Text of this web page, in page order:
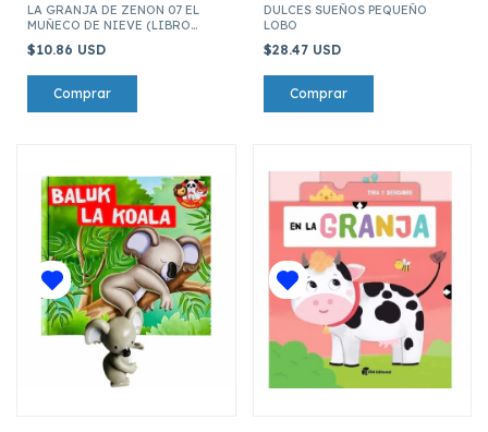
LA GRANJA DE ZENON 07 EL
MUÑECO DE NIEVE (LIBRO
$10.86 USD
DULCES SUEÑOS PEQUEÑO
LOBO
$28.47 USD